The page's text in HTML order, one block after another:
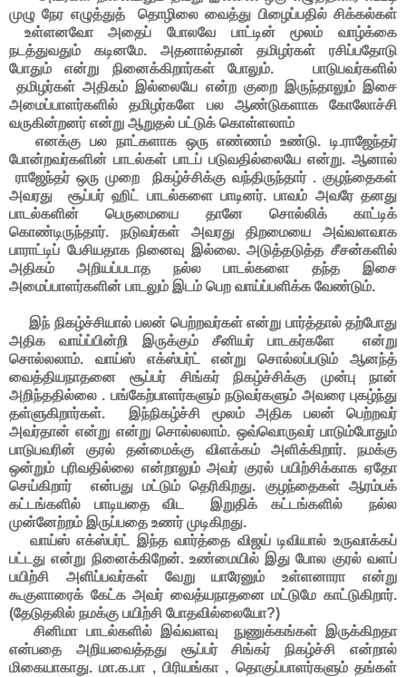
முழு நேர எழுத்துத் தொழிலை வைத்து பிழைப்பதில் சிக்கல்கள்
உள்ளனவோ அதைப் போலவே பாட்டின் மூலம் வாழ்க்கை
நடத்துவதும் கடினமே. அதனால்தான் தமிழர்கள் ரசிப்பதோடு
போதும் என்று நினைக்கிறார்கள் போலும். பாடுபவர்களில்
தமிழர்கள் அதிகம் இல்லையே என்ற குறை இருந்தாலும் இசை
அமைப்பாளர்களில் தமிழர்களே பல ஆண்டுகளாக கோலோச்சி
வருகின்றனர் என்று ஆறுதல் பட்டுக் கொள்ளலாம்
எனக்கு பல நாட்களாக ஒரு எண்ணம் உண்டு. டி.ராஜேந்தர்
போன்றவர்களின் பாடல்கள் பாடப் படுவதில்லையே என்று. ஆனால்
ராஜேந்தர் ஒரு முறை நிகழ்ச்சிக்கு வந்திருந்தார் . குழந்தைகள்
அவரது சூப்பர் ஹிட் பாடல்களை பாடினர். பாவம் அவரே தனது
பாடல்களின் பெருமையை தானே சொல்லிக் காட்டிக்
கொண்டிருந்தார். நடுவர்கள் அவரது திறமையை அவ்வளவாக
பாராட்டிப் பேசியதாக நினைவு இல்லை. அடுத்தடுத்த சீசன்களில்
அதிகம் அறியப்படாத நல்ல பாடல்களை தந்த இசை
அமைப்பாளர்களின் பாடலும் இடம் பெற வாய்ப்பளிக்க வேண்டும்.
இந் நிகழ்ச்சியால் பலன் பெற்றவர்கள் என்று பார்த்தால் தற்போது
அதிக வாய்ப்பின்றி இருக்கும் சீனியர் பாடகர்களே என்று
சொல்லலாம். வாய்ஸ் எக்ஸ்பர்ட் என்று சொல்லப்படும் ஆனந்த்
வைத்தியநாதனை சூப்பர் சிங்கர் நிகழ்ச்சிக்கு முன்பு நான்
அறிந்ததில்லை . பங்கேற்பாளர்களும் நடுவர்களும் அவரை புகழ்ந்து
தள்ளுகிறார்கள். இந்நிகழ்ச்சி மூலம் அதிக பலன் பெற்றவர்
அவர்தான் என்று என்று சொல்லலாம். ஒவ்வொருவர் பாடும்போதும்
பாடுபவரின் குரல் தன்மைக்கு விளக்கம் அளிக்கிறார். நமக்கு
ஒன்றும் புரிவதில்லை என்றாலும் அவர் குரல் பயிற்சிக்காக ஏதோ
செய்கிறார் என்பது மட்டும் தெரிகிறது. குழந்தைகள் ஆரம்பக்
கட்டங்களில் பாடியதை விட இறுதிக் கட்டங்களில் நல்ல
முன்னேற்றம் இருப்பதை உணர் முடிகிறது.
வாய்ஸ் எக்ஸ்பர்ட் இந்த வார்த்தை விஜய் டிவியால் உருவாக்கப்
பட்டது என்று நினைக்கிறேன். உண்மையில் இது போல குரல் வளப்
பயிற்சி அளிப்பவர்கள் வேறு யாரேனும் உள்ளனாரா என்று
கூகுளாரைக் கேட்க அவர் வைத்யநாதனை மட்டுமே காட்டுகிறார்.
(தேடுதலில் நமக்கு பயிற்சி போதவில்லையோ?)
சினிமா பாடல்களில் இவ்வளவு நுணுக்கங்கள் இருக்கிறதா
என்பதை அறியவைத்தது சூப்பர் சிங்கர் நிகழ்ச்சி என்றால்
மிகையாகாது. மா.க.பா , பிரியங்கா , தொகுப்பாளர்களும் தங்கள்